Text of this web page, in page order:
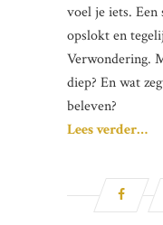
voel je iets.
opslokt en
Verwondering.
diep? En wat
beleven?
Lees verder…